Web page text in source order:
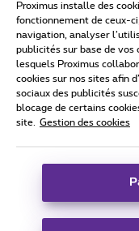
Conditions
Tous droits réservés. ©
Conditions générales,
Coordonnées de
Boulevard du Roi
Proximus installe des
fonctionnement de ceux-
navigation, analyser
publicités sur base de vos
lesquels Proximus
cookies sur nos sites afin
sociaux des publicités
blocage de certains
site.
Gestion des cookies